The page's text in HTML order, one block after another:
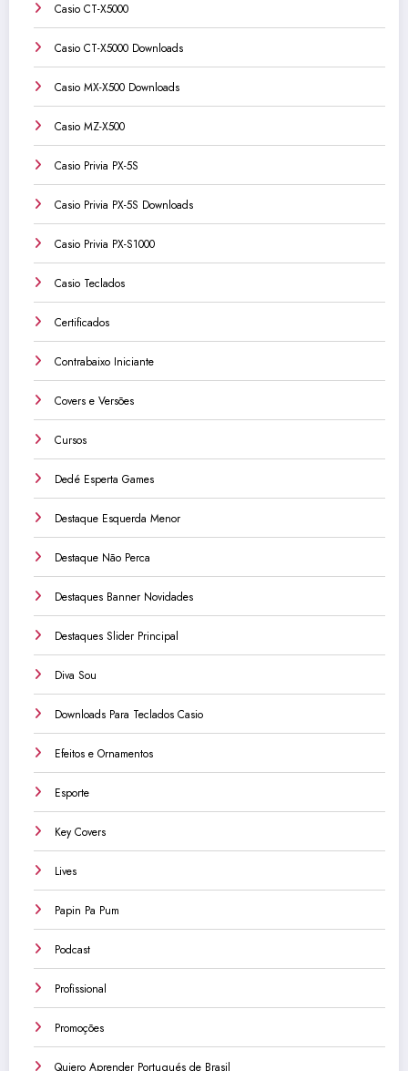
Casio CT-X5000
Casio CT-X5000 Downloads
Casio MX-X500 Downloads
Casio MZ-X500
Casio Privia PX-5S
Casio Privia PX-5S Downloads
Casio Privia PX-S1000
Casio Teclados
Certificados
Contrabaixo Iniciante
Covers e Versões
Cursos
Dedé Esperta Games
Destaque Esquerda Menor
Destaque Não Perca
Destaques Banner Novidades
Destaques Slider Principal
Diva Sou
Downloads Para Teclados Casio
Efeitos e Ornamentos
Esporte
Key Covers
Lives
Papin Pa Pum
Podcast
Profissional
Promoções